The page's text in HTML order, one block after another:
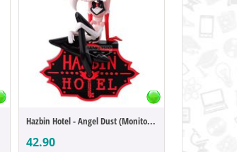
Hazbin Hotel - Angel Dust (Monitor Top)
42.90